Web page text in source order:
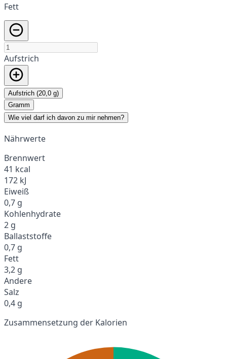
Fett
Aufstrich
Aufstrich (20,0 g)
Gramm
Wie viel darf ich davon zu mir nehmen?
Nährwerte
Brennwert
41 kcal
172 kJ
Eiweiß
0,7 g
Kohlenhydrate
2 g
Ballaststoffe
0,7 g
Fett
3,2 g
Andere
Salz
0,4 g
Zusammensetzung der Kalorien